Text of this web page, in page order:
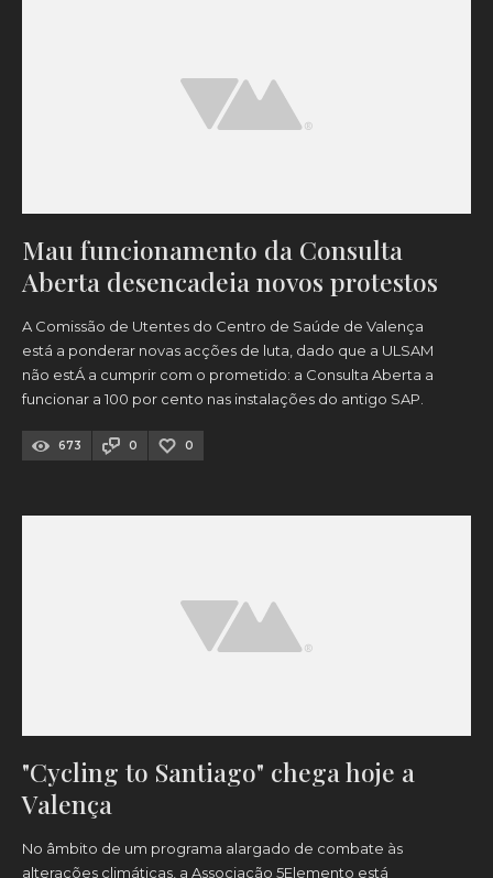
Mau funcionamento da Consulta
Aberta desencadeia novos protestos
A Comissão de Utentes do Centro de Saúde de Valença
está a ponderar novas acções de luta, dado que a ULSAM
não estÁ a cumprir com o prometido: a Consulta Aberta a
funcionar a 100 por cento nas instalações do antigo SAP.
673 0 0
"Cycling to Santiago" chega hoje a
Valença
No âmbito de um programa alargado de combate às
alterações climáticas, a Associação 5Elemento está